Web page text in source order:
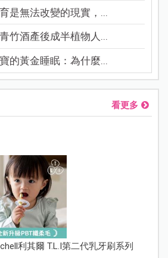
是無法改變的現實，...
竹酒產後成半植物人...
的黃金睡眠：為什麼...
看更多
利其爾 T.L.I第二代乳牙刷系列